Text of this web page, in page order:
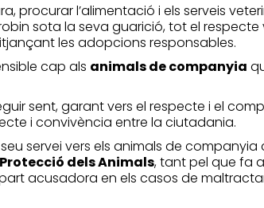
procurar l’alimentació i els serveis
sota la seva guarició, tot el
les adopcions responsables.
cap als animals de companyia
sent, garant vers el respecte i el
i convivència entre la ciutadania.
seu servei vers els animals de
dels Animals, tant pel que fa
acusadora en els casos de